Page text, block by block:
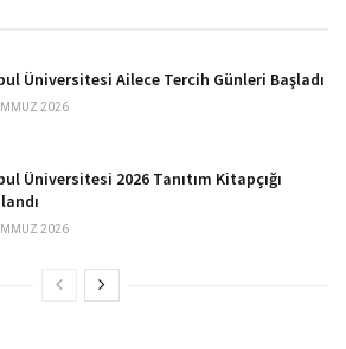
Üniversitesi Ailece Tercih Günleri Başladı
2026
Üniversitesi 2026 Tanıtım Kitapçığı
2026